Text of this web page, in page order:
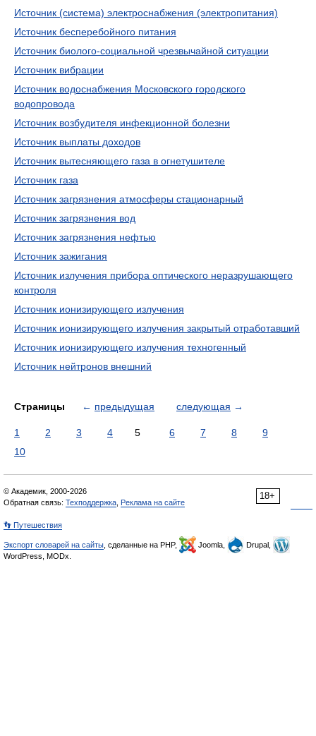
Источник (система) электроснабжения (электропитания)
Источник бесперебойного питания
Источник биолого-социальной чрезвычайной ситуации
Источник вибрации
Источник водоснабжения Московского городского
водопровода
Источник возбудителя инфекционной болезни
Источник выплаты доходов
Источник вытесняющего газа в огнетушителе
Источник газа
Источник загрязнения атмосферы стационарный
Источник загрязнения вод
Источник загрязнения нефтью
Источник зажигания
Источник излучения прибора оптического неразрушающего
контроля
Источник ионизирующего излучения
Источник ионизирующего излучения закрытый отработавший
Источник ионизирующего излучения техногенный
Источник нейтронов внешний
Страницы ← предыдущая следующая →
1 2 3 4 5 6 7 8
9
10
18+
© Академик, 2000-2026
Обратная связь: Техподдержка Реклама на сайте
👣 Путешествия
Экспорт словарей на сайты , сделанные на PHP, Joomla,
Drupal,
WordPress, MODx.